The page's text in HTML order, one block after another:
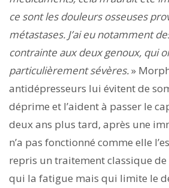
ce sont les douleurs osseuses
métastases. J’ai eu notamment
contrainte aux deux genoux, qui
particulièrement sévères.»
antidépresseurs lui évitent de
déprime et l’aident à passer le
deux ans plus tard, après une
n’a pas fonctionné comme elle
repris un traitement classique
qui la fatigue mais qui limite le